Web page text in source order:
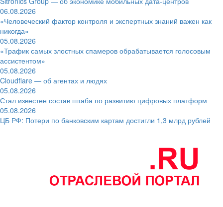
06.08.2026
«Человеческий фактор контроля и экспертных знаний важен как
никогда»
05.08.2026
«Трафик самых злостных спамеров обрабатывается голосовым
ассистентом»
05.08.2026
Cloudflare — об агентах и людях
05.08.2026
Стал известен состав штаба по развитию цифровых платформ
05.08.2026
ЦБ РФ: Потери по банковским картам достигли 1,3 млрд рублей